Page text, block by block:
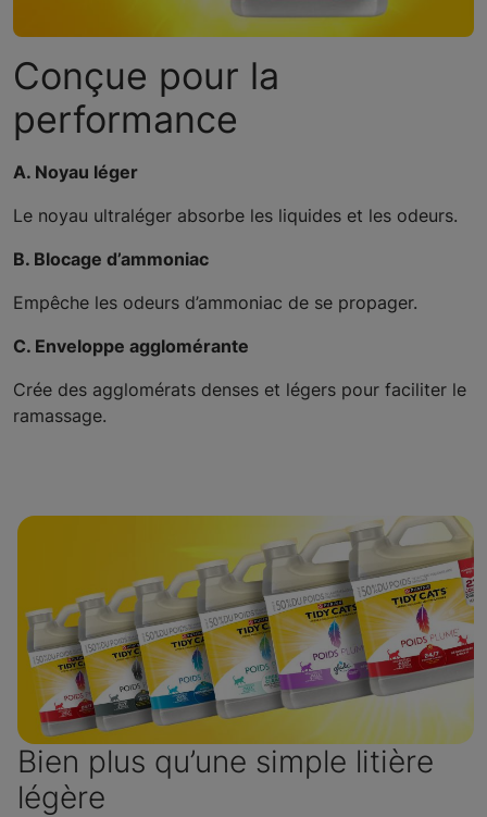
Conçue pour la
performance
A. Noyau léger
Le noyau ultraléger absorbe les liquides et les odeurs.
B. Blocage d’ammoniac
Empêche les odeurs d’ammoniac de se propager.
C. Enveloppe agglomérante
Crée des agglomérats denses et légers pour faciliter le
ramassage.
Bien plus qu’une simple litière
légère